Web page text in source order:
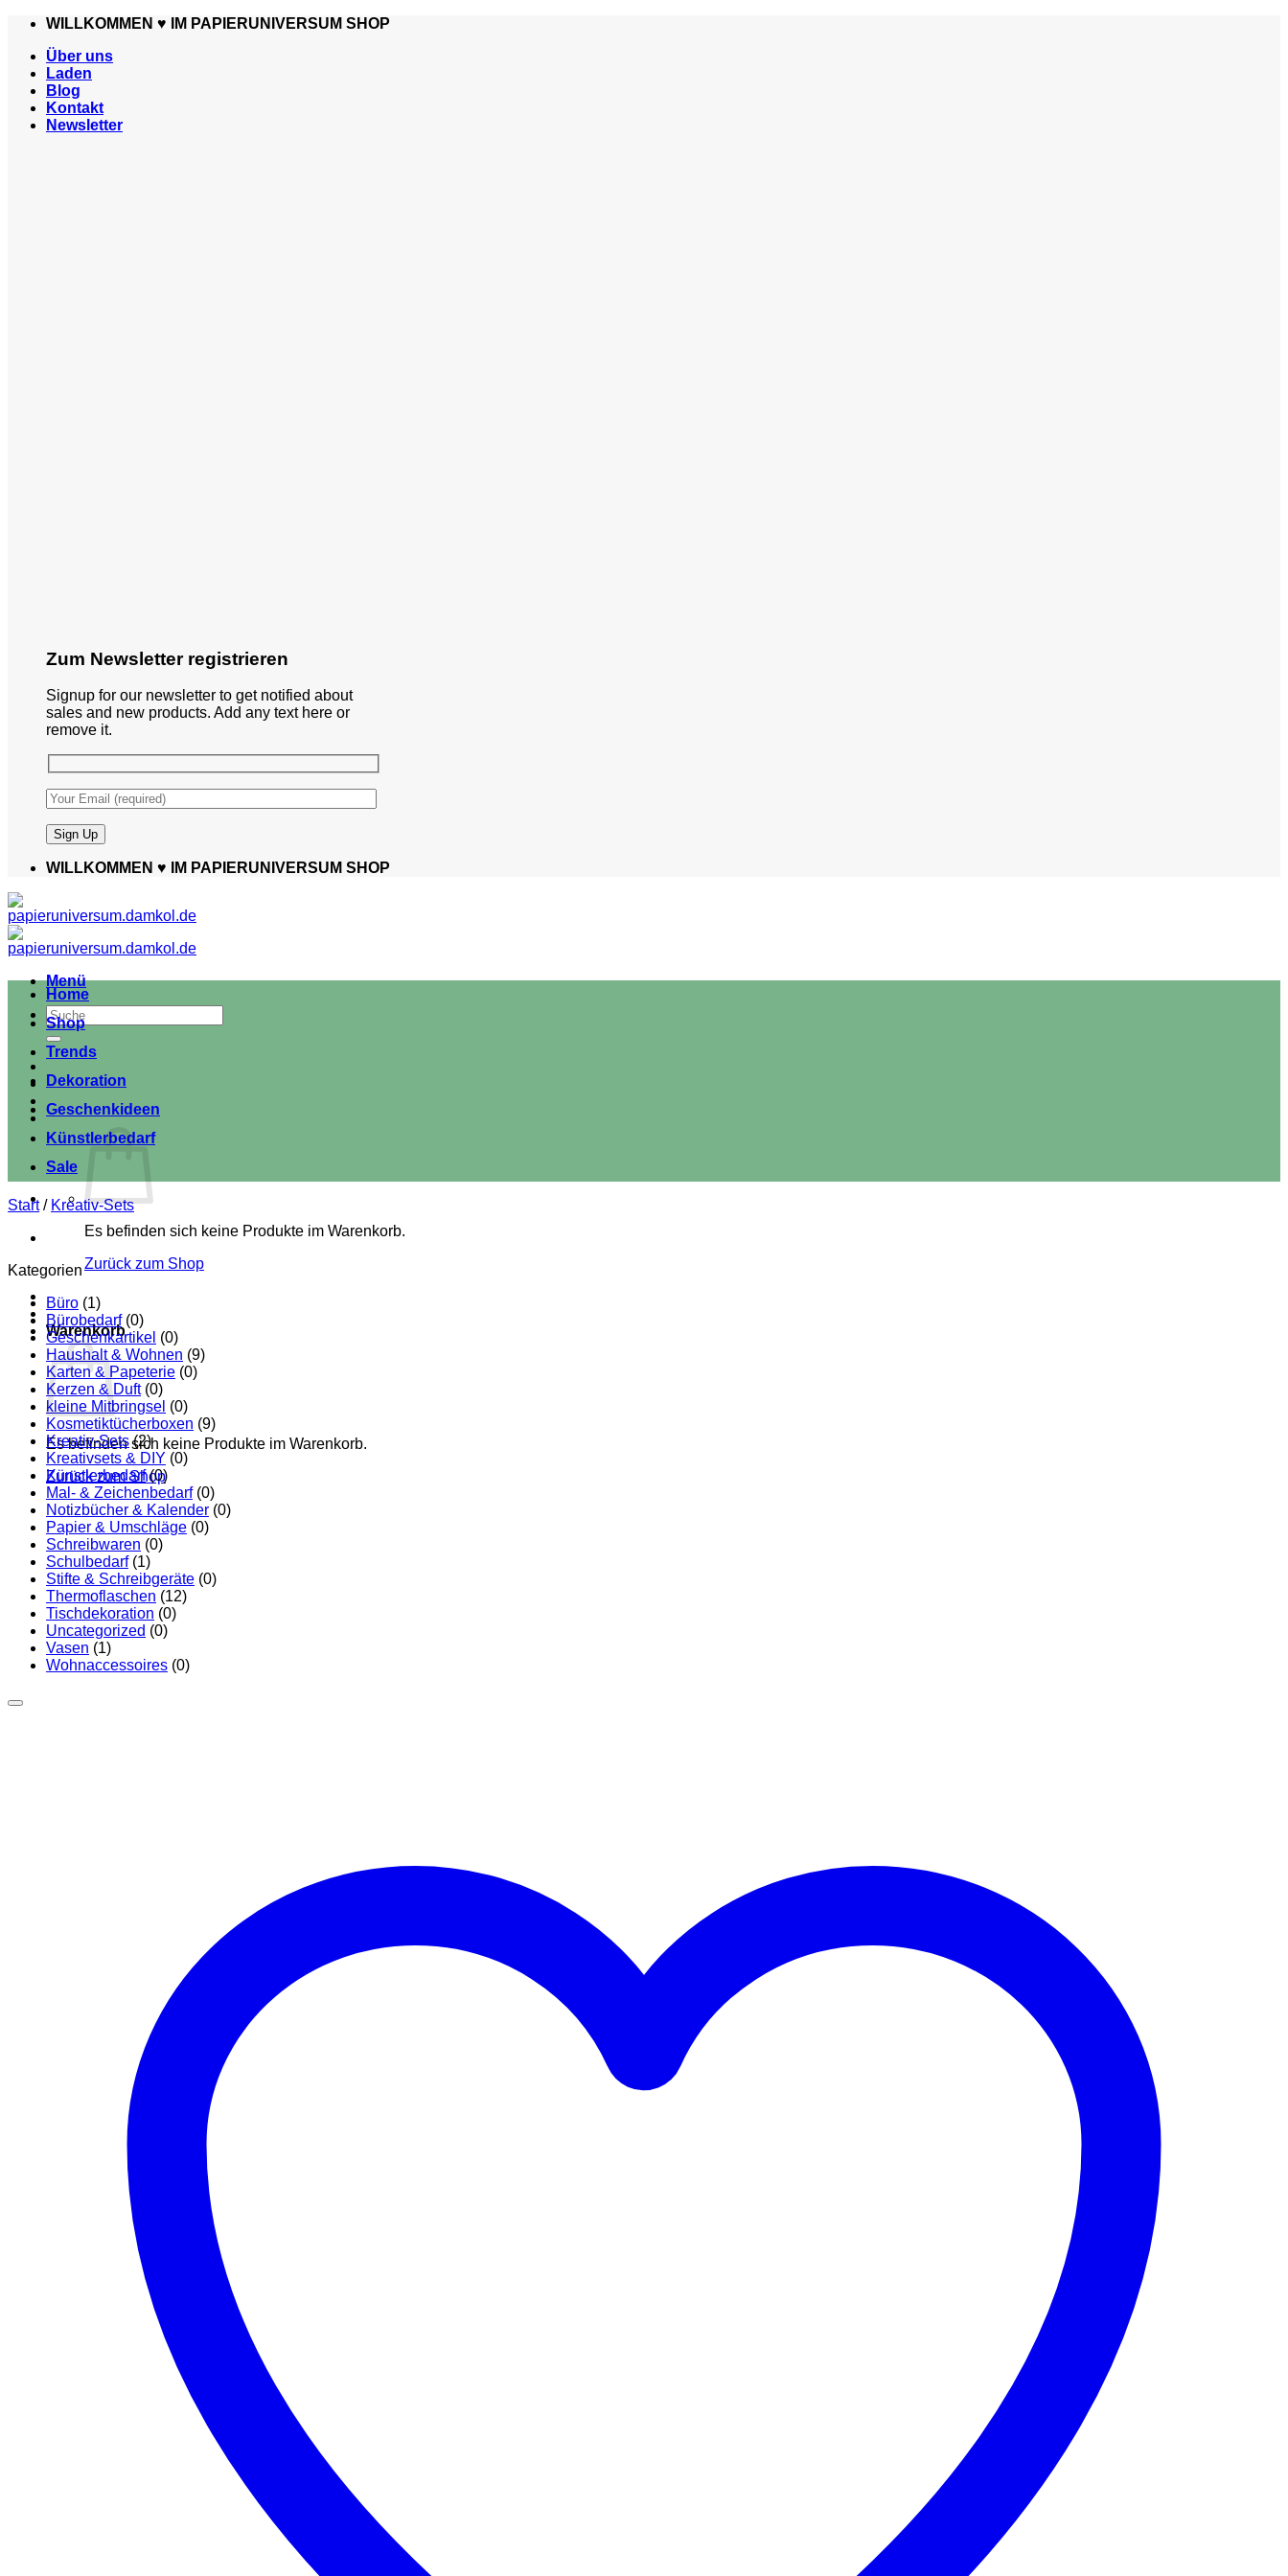
Zum
springen
WILLKOMMEN ♥️ IM PAPIERUNIVERSUM SHOP
Über uns
Laden
Blog
Kontakt
Newsletter
Zum Newsletter registrieren
Signup for our newsletter to get notified about
sales and new products. Add any text here or
remove it.
WILLKOMMEN ♥️ IM PAPIERUNIVERSUM SHOP
Menü
Suche
nach:
Es befinden sich keine Produkte im Warenkorb.
Zurück zum Shop
Warenkorb
Es befinden sich keine Produkte im Warenkorb.
Zurück zum Shop
Home
Shop
Trends
Dekoration
Geschenkideen
Künstlerbedarf
Sale
Start / Kreativ-Sets
Kategorien
Büro (1)
Bürobedarf (0)
Geschenkartikel (0)
Haushalt & Wohnen (9)
Karten & Papeterie (0)
Kerzen & Duft (0)
kleine Mitbringsel (0)
Kosmetiktücherboxen (9)
Kreativ-Sets (2)
Kreativsets & DIY (0)
Künstlerbedarf (0)
Mal- & Zeichenbedarf (0)
Notizbücher & Kalender (0)
Papier & Umschläge (0)
Schreibwaren (0)
Schulbedarf (1)
Stifte & Schreibgeräte (0)
Thermoflaschen (12)
Tischdekoration (0)
Uncategorized (0)
Vasen (1)
Wohnaccessoires (0)